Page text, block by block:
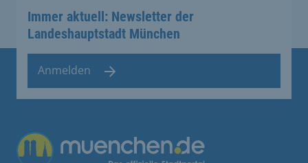
Immer aktuell: Newsletter der
Landeshauptstadt München
Anmelden
Übergreifende Links